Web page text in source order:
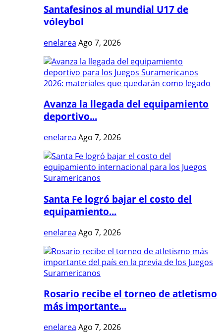
Santafesinos al mundial U17 de
vóleybol
enelarea Ago 7, 2026
Avanza la llegada del equipamiento
deportivo...
enelarea Ago 7, 2026
Santa Fe logró bajar el costo del
equipamiento...
enelarea Ago 7, 2026
Rosario recibe el torneo de atletismo
más importante...
enelarea Ago 7, 2026